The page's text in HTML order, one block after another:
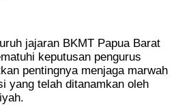
jajaran BKMT Papua Barat
keputusan pengurus
pentingnya menjaga marwah
yang telah ditanamkan oleh